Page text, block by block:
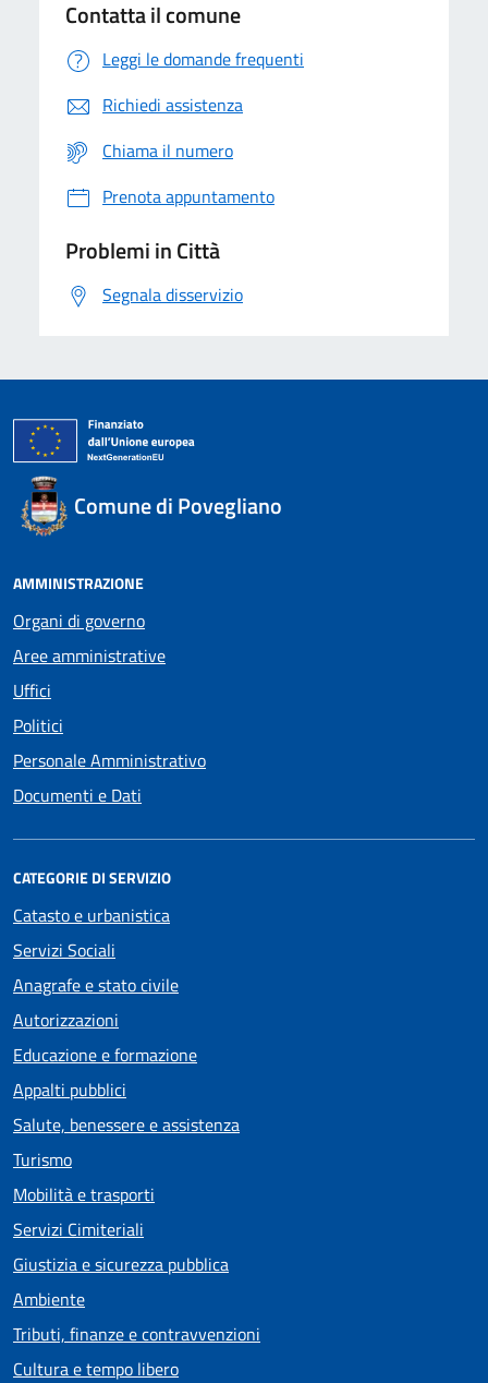
Contatta il comune
Leggi le domande frequenti
Richiedi assistenza
Chiama il numero
Prenota appuntamento
Problemi in Città
Segnala disservizio
Comune di Povegliano
AMMINISTRAZIONE
Organi di governo
Aree amministrative
Uffici
Politici
Personale Amministrativo
Documenti e Dati
CATEGORIE DI SERVIZIO
Catasto e urbanistica
Servizi Sociali
Anagrafe e stato civile
Autorizzazioni
Educazione e formazione
Appalti pubblici
Salute, benessere e assistenza
Turismo
Mobilità e trasporti
Servizi Cimiteriali
Giustizia e sicurezza pubblica
Ambiente
Tributi, finanze e contravvenzioni
Cultura e tempo libero